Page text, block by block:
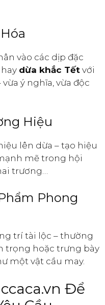
vào các dịp đặc
dừa khắc Tết với
ý nghĩa, vừa độc
Hiệu
lên dừa – tạo hiệu
mẽ trong hội
trương…
Phong
trí tài lộc – thường
trọng hoặc trưng bày
một vật cầu may.
Để